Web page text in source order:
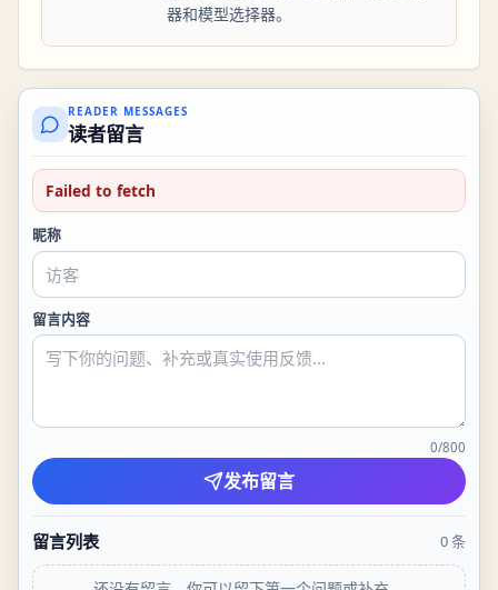
器和模型选择器。
READER MESSAGES
读者留言
Failed to fetch
昵称
留言内容
0/800
发布留言
留言列表 0条